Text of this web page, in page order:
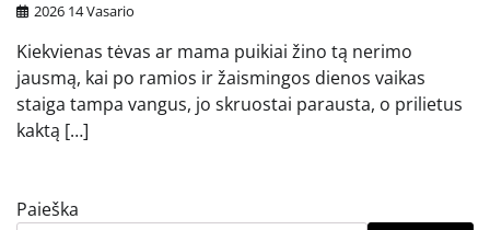
2026 14 Vasario
Kiekvienas tėvas ar mama puikiai žino tą nerimo
jausmą, kai po ramios ir žaismingos dienos vaikas
staiga tampa vangus, jo skruostai parausta, o prilietus
kaktą […]
Paieška